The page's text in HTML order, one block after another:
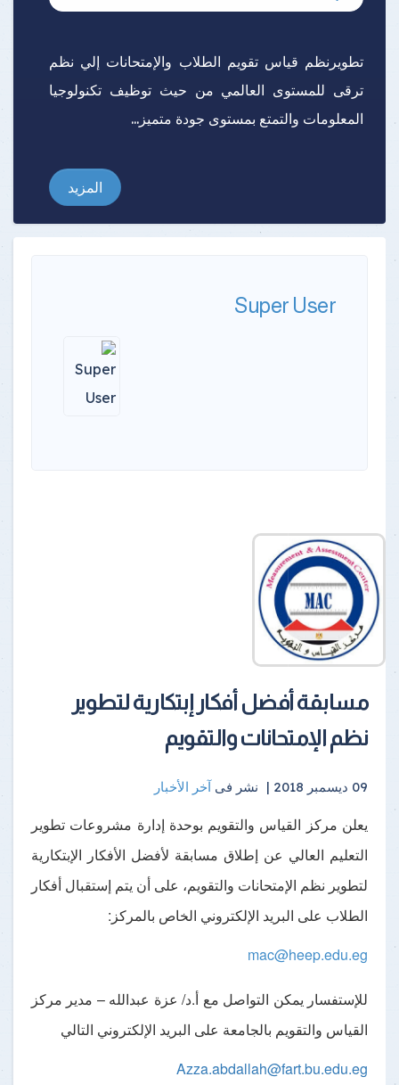
تطويرنظم قياس تقويم الطلاب والإمتحانات إلي نظم
ترقى للمستوى العالمي من حيث توظيف تكنولوجيا
المعلومات والتمتع بمستوى جودة متميز...
المزيد
Super User
مسابقة أفضل أفكار إبتكارية لتطوير
نظم الإمتحانات والتقويم
09 ديسمبر 2018 | نشر فى آخر الأخبار
يعلن مركز القياس والتقويم بوحدة إدارة مشروعات تطوير
التعليم العالي عن إطلاق مسابقة لأفضل الأفكار الإبتكارية
لتطوير نظم الإمتحانات والتقويم، على أن يتم إستقبال أفكار
الطلاب على البريد الإلكتروني الخاص بالمركز:
mac@heep.edu.eg
للإستفسار يمكن التواصل مع أ.د/ عزة عبدالله – مدير مركز
القياس والتقويم بالجامعة على البريد الإلكتروني التالي
Azza.abdallah@fart.bu.edu.eg